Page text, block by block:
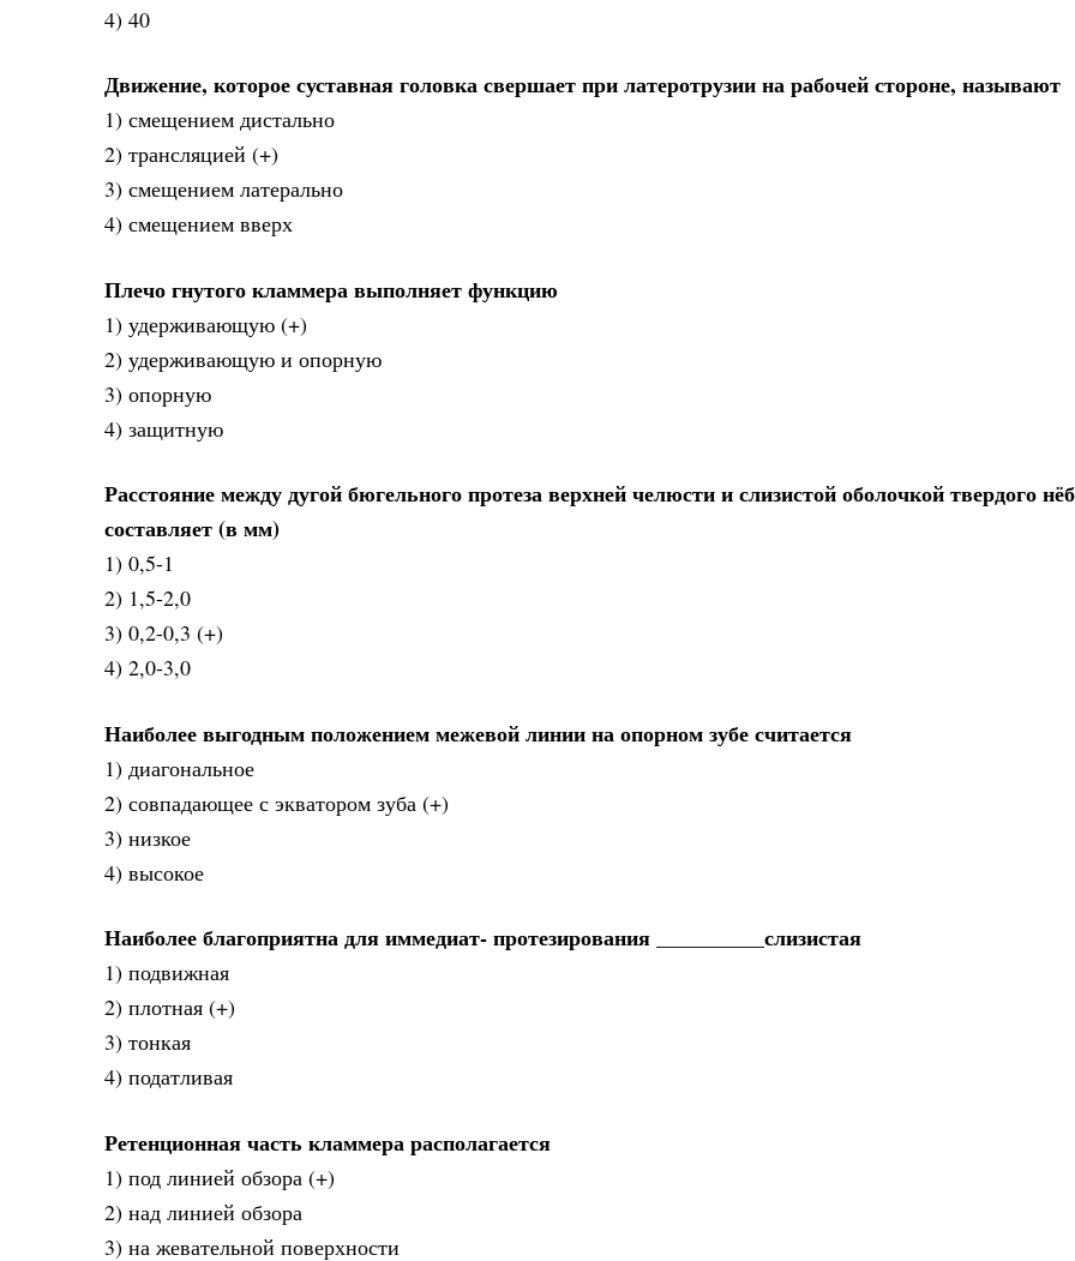
4) 40
Движение, которое суставная головка свершает при латеротрузии на рабочей стороне, называют
1) смещением дистально
2) трансляцией (+)
3) смещением латерально
4) смещением вверх
Плечо гнутого кламмера выполняет функцию
1) удерживающую (+)
2) удерживающую и опорную
3) опорную
4) защитную
Расстояние между дугой бюгельного протеза верхней челюсти и слизистой оболочкой твердого
составляет (в мм)
1) 0,5-1
2) 1,5-2,0
3) 0,2-0,3 (+)
4) 2,0-3,0
Наиболее выгодным положением межевой линии на опорном зубе считается
1) диагональное
2) совпадающее с экватором зуба (+)
3) низкое
4) высокое
Наиболее благоприятна для иммедиат- протезирования __________слизистая
1) подвижная
2) плотная (+)
3) тонкая
4) податливая
Ретенционная часть кламмера располагается
1) под линией обзора (+)
2) над линией обзора
3) на жевательной поверхности